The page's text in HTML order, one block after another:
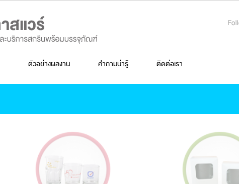
ตัวอย่างผลงาน คำถามน่ารู้ ติดต่อเรา